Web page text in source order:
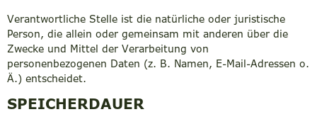
Verantwortliche Stelle ist die natürliche oder juristische
Person, die allein oder gemeinsam mit anderen über die
Zwecke und Mittel der Verarbeitung von
personenbezogenen Daten (z. B. Namen, E-Mail-Adressen o.
Ä.) entscheidet.
SPEICHERDAUER